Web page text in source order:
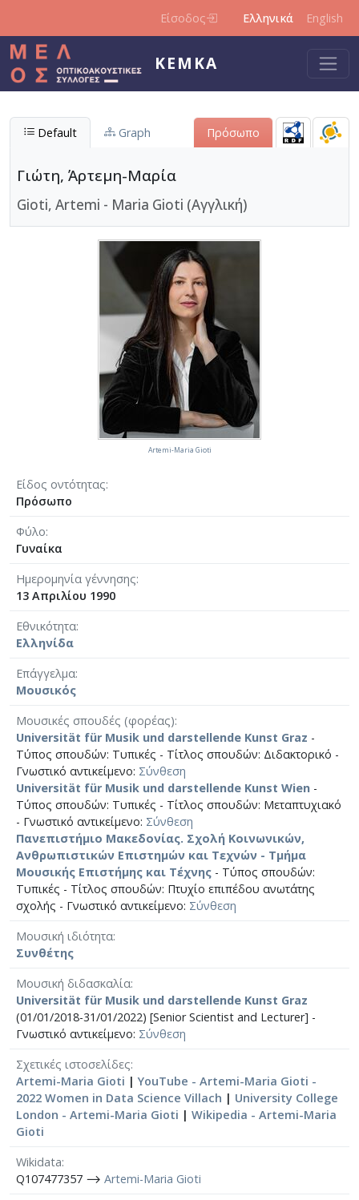
Είσοδος Ελληνικά English
ΚΕΜΚΑ
Default Graph Πρόσωπο
Γιώτη, Άρτεμη-Μαρία
Gioti, Artemi - Maria Gioti (Αγγλική)
Είδος οντότητας
Πρόσωπο
Φύλο
Γυναίκα
Ημερομηνία γέννησης
13 Απριλίου 1990
Εθνικότητα
Ελληνίδα
Επάγγελμα
Μουσικός
Μουσικές σπουδές (φορέας)
Universität für Musik und darstellende Kunst Graz -
Τύπος σπουδών: Τυπικές - Τίτλος σπουδών: Διδακτορικό -
Γνωστικό αντικείμενο: Σύνθεση
Universität für Musik und darstellende Kunst Wien -
Τύπος σπουδών: Τυπικές - Τίτλος σπουδών: Μεταπτυχιακό
- Γνωστικό αντικείμενο: Σύνθεση
Πανεπιστήμιο Μακεδονίας. Σχολή Κοινωνικών,
Ανθρωπιστικών Επιστημών και Τεχνών - Τμήμα
Μουσικής Επιστήμης και Τέχνης - Τύπος σπουδών:
Τυπικές - Τίτλος σπουδών: Πτυχίο επιπέδου ανωτάτης
σχολής - Γνωστικό αντικείμενο: Σύνθεση
Μουσική ιδιότητα
Συνθέτης
Μουσική διδασκαλία
Universität für Musik und darstellende Kunst Graz
(01/01/2018-31/01/2022) [Senior Scientist and Lecturer] -
Γνωστικό αντικείμενο: Σύνθεση
Σχετικές ιστοσελίδες
Artemi-Maria Gioti |YouTube - Artemi-Maria Gioti -
2022 Women in Data Science Villach | University College
London - Artemi-Maria Gioti | Wikipedia - Artemi-Maria
Gioti
Wikidata
Q107477357 ⟶ Artemi-Maria Gioti
Artemi-Maria Gioti